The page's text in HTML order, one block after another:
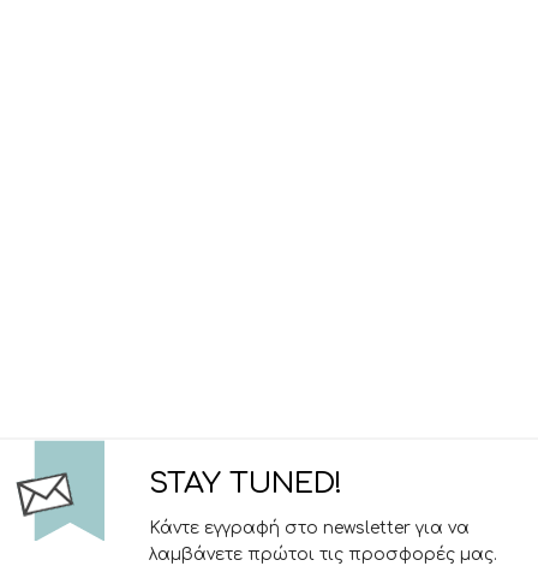
STAY TUNED!
Κάντε εγγραφή στο newsletter για να
λαμβάνετε πρώτοι τις προσφορές μας.